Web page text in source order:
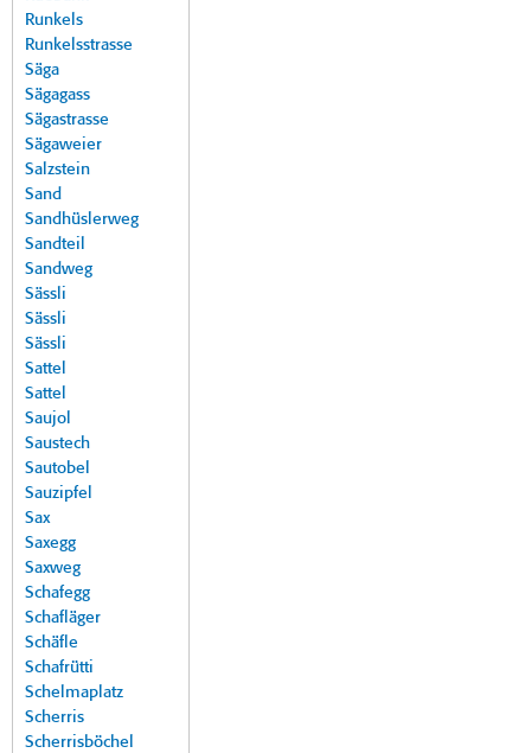
Runkels
Runkelsstrasse
Säga
Sägagass
Sägastrasse
Sägaweier
Salzstein
Sand
Sandhüslerweg
Sandteil
Sandweg
Sässli
Sässli
Sässli
Sattel
Sattel
Saujol
Saustech
Sautobel
Sauzipfel
Sax
Saxegg
Saxweg
Schafegg
Schafläger
Schäfle
Schafrütti
Schelmaplatz
Scherris
Scherrisböchel